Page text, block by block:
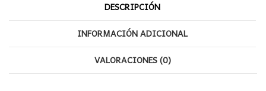
DESCRIPCIÓN
INFORMACIÓN ADICIONAL
VALORACIONES (0)